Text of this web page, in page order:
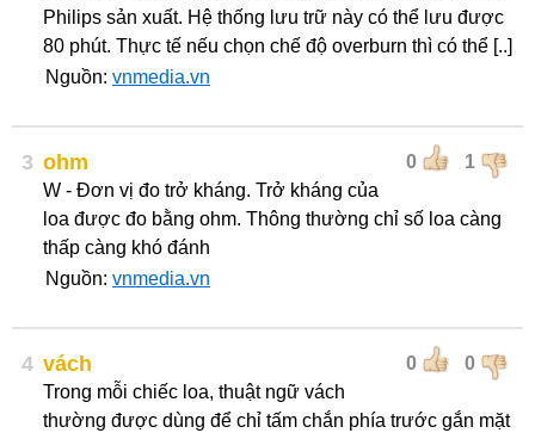
Philips sản xuất. Hệ thống lưu trữ này có thể lưu được
80 phút. Thực tế nếu chọn chế độ overburn thì có thể [..]
Nguồn: vnmedia.vn
3 0 1
ohm
W - Đơn vị đo trở kháng. Trở kháng của
loa được đo bằng ohm. Thông thường chỉ số loa càng
thấp càng khó đánh
Nguồn: vnmedia.vn
4 0 0
vách
Trong mỗi chiếc loa, thuật ngữ vách
thường được dùng để chỉ tấm chắn phía trước gắn mặt